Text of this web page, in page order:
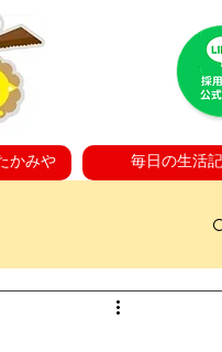
かみや 毎日の生活